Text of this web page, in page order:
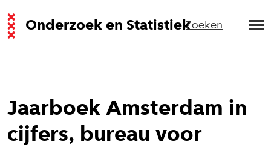
Onderzoek en StatistiekZoeken
Jaarboek Amsterdam in
cijfers, bureau voor